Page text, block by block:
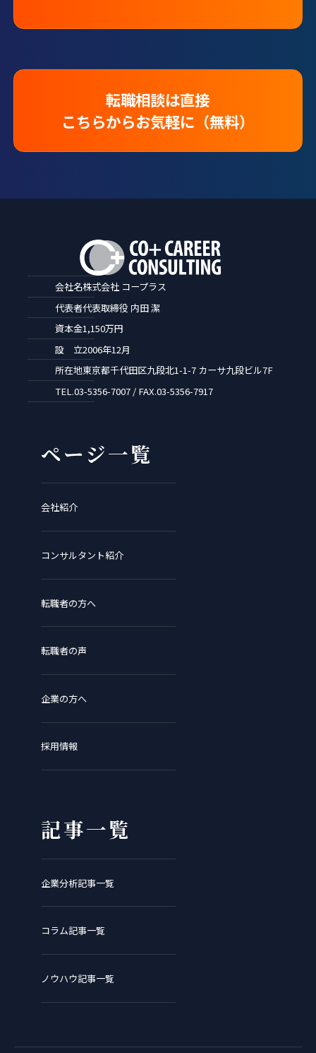
転職相談は直接
こちらからお気軽に（無料）
会社名株式会社 コープラス
代表者代表取締役 内田 潔
資本金1,150万円
設 立2006年12月
所在地東京都千代田区九段北1-1-7 カーサ九段ビル7F
TEL.03-5356-7007 / FAX.03-5356-7917
ページ一覧
会社紹介
コンサルタント紹介
転職者の方へ
転職者の声
企業の方へ
採用情報
記事一覧
企業分析記事一覧
コラム記事一覧
ノウハウ記事一覧